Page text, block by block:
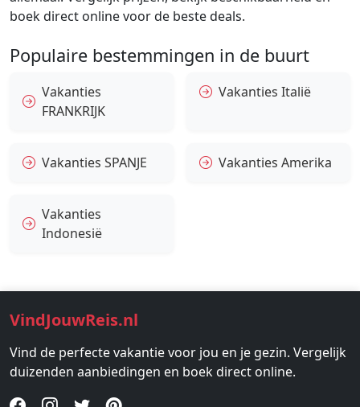
boek direct online voor de beste deals.
Populaire bestemmingen in de buurt
Vakanties
FRANKRIJK
Vakanties Italië
Vakanties SPANJE Vakanties Amerika
Vakanties
Indonesië
VindJouwReis.nl
Vind de perfecte vakantie voor jou en je gezin. Vergelijk
duizenden aanbiedingen en boek direct online.